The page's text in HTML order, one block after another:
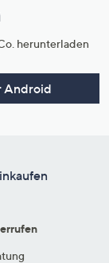
herunterladen
Android